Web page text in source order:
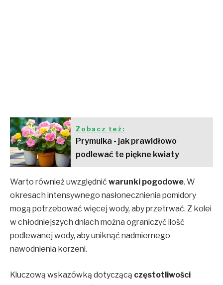
Zobacz też:
Prymulka - jak prawidłowo
podlewać te piękne kwiaty
Warto również uwzględnić warunki pogodowe. W
okresach intensywnego nasłonecznienia pomidory
mogą potrzebować więcej wody, aby przetrwać. Z kolei
w chłodniejszych dniach można ograniczyć ilość
podlewanej wody, aby uniknąć nadmiernego
nawodnienia korzeni.
Kluczową wskazówką dotyczącą częstotliwości